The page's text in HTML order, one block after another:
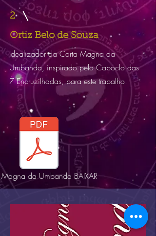
2
Ortiz Belo de Souza
Idealizador da Carta Magna da
Umbanda, inspirado pelo Caboclo das
7 Encruzilhadas, para este trabalho.
da Umbanda BAIXAR